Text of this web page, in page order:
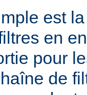
est
en
pour
de